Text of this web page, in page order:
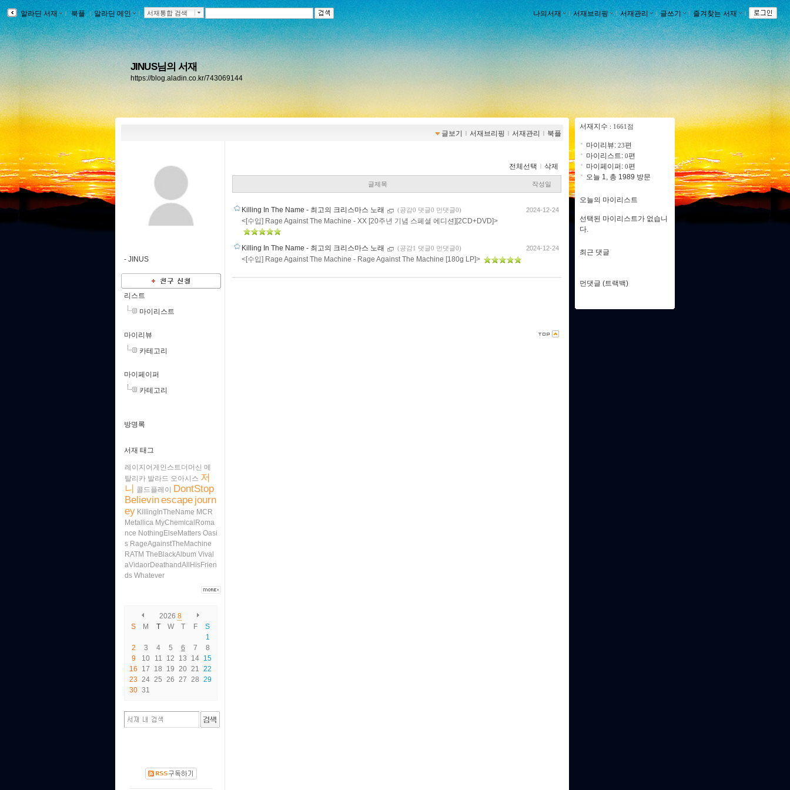
알라딘 서재 ｌ 북플ｌ알라딘 메인 ｌ 서재통합 검색 나의서재 ｌ서재브리핑 ｌ서재관리 ｌ글쓰기 ｌ즐겨찾는 서재 ｌ
JINUS님의 서재
https://blog.aladin.co.kr/743069144
글보기 ｌ 서재브리핑 ｌ 서재관리 ｌ 북플
- JINUS
리스트
마이리스트
마이리뷰
카테고리
마이페이퍼
카테고리
방명록
서재 태그
레이지어게인스트더머신 메
탈리카 발라드 오아시스 저
니 콜드플레이
DontStop
Believinescape journ
ey KillingInTheName MCR
Metallica MyChemicalRoma
nce NothingElseMatters Oasi
s RageAgainstTheMachine
RATM TheBlackAlbum Vival
aVidaorDeathandAllHisFrien
ds Whatever
2026 8
S
M T W T F
S
1
2
3 4 5 6 7
8
9
10 11 12 13 14 15
16
17 18 19 20 21 22
23 24 25 26 27 28 29
30 31
전체선택 ｌ 삭제
글제목 작성일
Killing In The Name - 최고의 크리스마스 노래 (공감0 댓글0 먼댓글0)
<[수입] Rage Against The Machine - XX [20주년 기념 스페셜 에디션][2CD+DVD]>
2024-12-24
Killing In The Name - 최고의 크리스마스 노래 (공감1 댓글0 먼댓글0)
<[수입] Rage Against The Machine - Rage Against The Machine [180g LP]>
2024-12-24
서재지수 : 1661점
마이리뷰: 23편
마이리스트: 0편
마이페이퍼: 0편
오늘 1, 총 1989 방문
오늘의 마이리스트
선택된 마이리스트가 없습니
다.
최근 댓글
먼댓글 (트랙백)